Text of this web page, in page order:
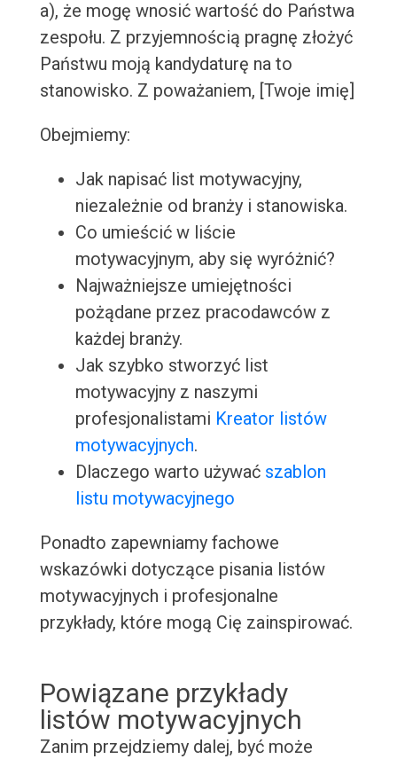
a), że mogę wnosić wartość do Państwa
zespołu. Z przyjemnością pragnę złożyć
Państwu moją kandydaturę na to
stanowisko. Z poważaniem, [Twoje imię]
Obejmiemy:
Jak napisać list motywacyjny,
niezależnie od branży i stanowiska.
Co umieścić w liście
motywacyjnym, aby się wyróżnić?
Najważniejsze umiejętności
pożądane przez pracodawców z
każdej branży.
Jak szybko stworzyć list
motywacyjny z naszymi
profesjonalistami Kreator listów
motywacyjnych.
Dlaczego warto używać szablon
listu motywacyjnego
Ponadto zapewniamy fachowe
wskazówki dotyczące pisania listów
motywacyjnych i profesjonalne
przykłady, które mogą Cię zainspirować.
Powiązane przykłady
listów motywacyjnych
Zanim przejdziemy dalej, być może